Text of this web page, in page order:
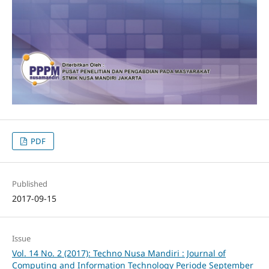
PDF
Published
2017-09-15
Issue
Vol. 14 No. 2 (2017): Techno Nusa Mandiri : Journal of
Computing and Information Technology Periode September